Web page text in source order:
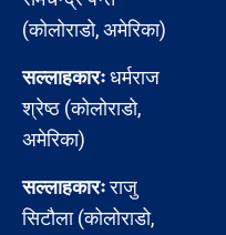
(कोलोराडो, अमेरिका)
सल्लाहकारःधर्मराज
श्रेष्ठ (कोलोराडो,
अमेरिका)
सल्लाहकारःराजु
सिटौला (कोलोराडो,